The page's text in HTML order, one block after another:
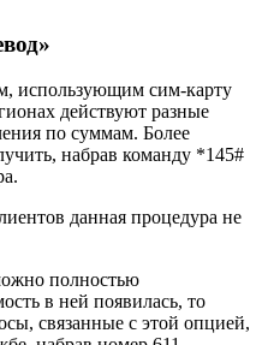
использующим сим-карту
действуют разные
по суммам. Более
набрав команду *145#
данная процедура не
полностью
в ней появилась, то
связанные с этой опцией,